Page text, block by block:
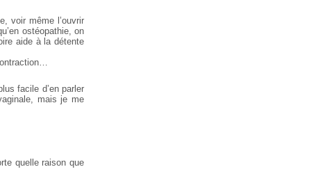
voir même l’ouvrir
ostéopathie, on
aide à la détente
facile d’en parler
mais je me
quelle raison que